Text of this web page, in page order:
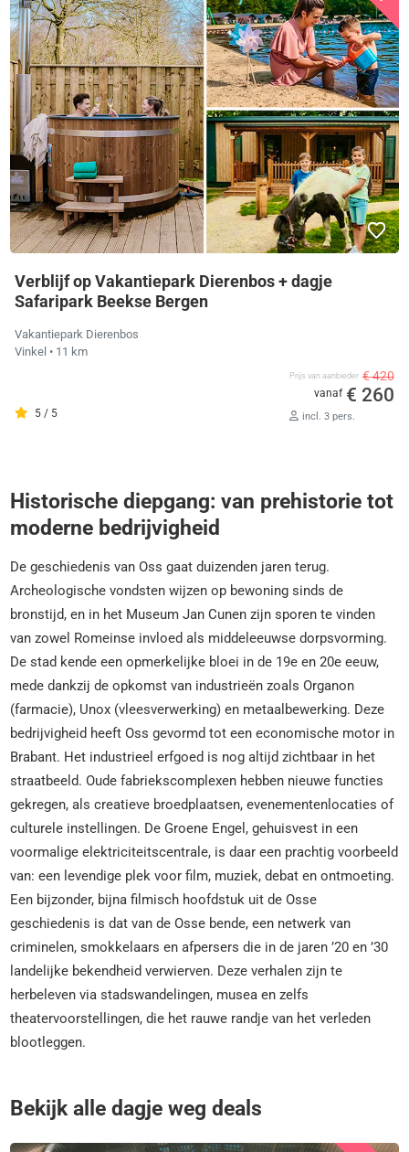
Verblijf op Vakantiepark Dierenbos + dagje
Safaripark Beekse Bergen
Vakantiepark Dierenbos
Vinkel • 11 km
5 / 5
Prijs van aanbieder € 420
vanaf € 260
incl. 3 pers.
Historische diepgang: van prehistorie tot
moderne bedrijvigheid
De geschiedenis van Oss gaat duizenden jaren terug.
Archeologische vondsten wijzen op bewoning sinds de
bronstijd, en in het Museum Jan Cunen zijn sporen te vinden
van zowel Romeinse invloed als middeleeuwse dorpsvorming.
De stad kende een opmerkelijke bloei in de 19e en 20e eeuw,
mede dankzij de opkomst van industrieën zoals Organon
(farmacie), Unox (vleesverwerking) en metaalbewerking. Deze
bedrijvigheid heeft Oss gevormd tot een economische motor in
Brabant. Het industrieel erfgoed is nog altijd zichtbaar in het
straatbeeld. Oude fabriekscomplexen hebben nieuwe functies
gekregen, als creatieve broedplaatsen, evenementenlocaties of
culturele instellingen. De Groene Engel, gehuisvest in een
voormalige elektriciteitscentrale, is daar een prachtig voorbeeld
van: een levendige plek voor film, muziek, debat en ontmoeting.
Een bijzonder, bijna filmisch hoofdstuk uit de Osse
geschiedenis is dat van de Osse bende, een netwerk van
criminelen, smokkelaars en afpersers die in de jaren ’20 en ’30
landelijke bekendheid verwierven. Deze verhalen zijn te
herbeleven via stadswandelingen, musea en zelfs
theatervoorstellingen, die het rauwe randje van het verleden
blootleggen.
Bekijk alle dagje weg deals